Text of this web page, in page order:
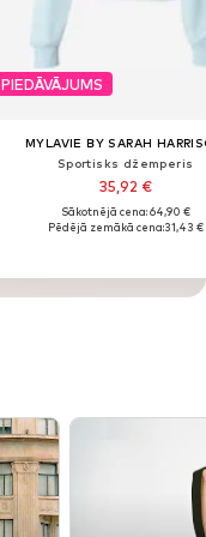
PIEDĀVĀJUMS
MYLAVIE BY SARAH
Sportisks džemperis
35,92 €
Sākotnējā cena: 64,90 €
Pēdējā zemākā cena:31,43 €
PIEDĀVĀJUMS
MYLAVIE BY SARAH
Sportisks džemperis
35,92 €
Sākotnējā cena: 64,90 €
Pēdējā zemākā cena:31,43 €